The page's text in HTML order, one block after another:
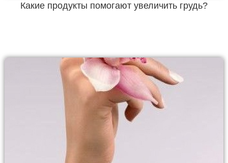
Какие продукты помогают увеличить грудь?